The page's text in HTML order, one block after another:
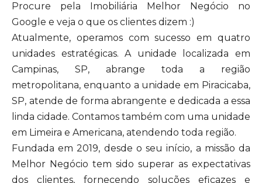
Procure pela Imobiliária Melhor Negócio no
Google e veja o que os clientes dizem :)
Atualmente, operamos com sucesso em quatro
unidades estratégicas. A unidade localizada em
Campinas, SP, abrange toda a região
metropolitana, enquanto a unidade em Piracicaba,
SP, atende de forma abrangente e dedicada a essa
linda cidade. Contamos também com uma unidade
em Limeira e Americana, atendendo toda região.
Fundada em 2019, desde o seu início, a missão da
Melhor Negócio tem sido superar as expectativas
dos clientes, fornecendo soluções eficazes e